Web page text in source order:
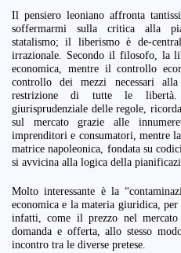
Il pensiero leoniano affronta
soffermarmi sulla critica alla
statalismo; il liberismo è de-
irrazionale. Secondo il filosofo, la
economica, mentre il controllo
controllo dei mezzi necessari
restrizione di tutte le
giurisprudenziale delle regole,
sul mercato grazie alle
imprenditori e consumatori, mentre
matrice napoleonica, fondata su
si avvicina alla logica della
Molto interessante è la
economica e la materia giuridica,
infatti, come il prezzo nel
domanda e offerta, allo stesso
incontro tra le diverse pretese.